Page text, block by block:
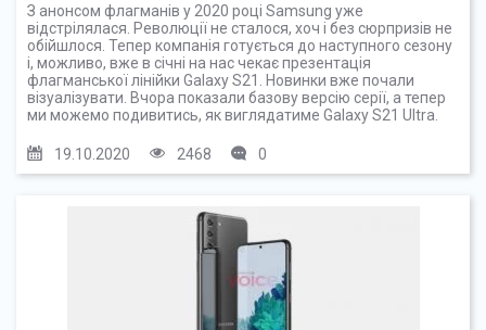
З анонсом флагманів у 2020 році Samsung уже
відстрілялася. Революції не сталося, хоч і без сюрпризів не
обійшлося. Тепер компанія готується до наступного сезону
і, можливо, вже в січні на нас чекає презентація
флагманської лінійки Galaxy S21. Новинки вже почали
візуалізувати. Вчора показали базову версію серії, а тепер
ми можемо подивитись, як виглядатиме Galaxy S21 Ultra.
19.10.2020 2468 0